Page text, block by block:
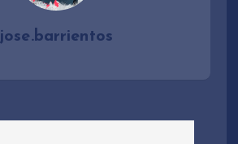
jose.barrientos